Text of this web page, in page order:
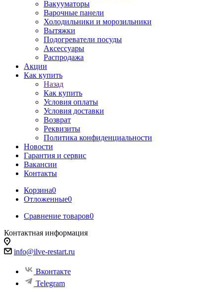
Вакууматоры
Варочные панели
Холодильники и морозильники
Вытяжки
Подогреватели посуды
Аксессуары
Распродажа
Акции
Как купить
Назад
Как купить
Условия оплаты
Условия доставки
Возврат
Реквизиты
Политика конфиденциальности
Новости
Гарантия и сервис
Вакансии
Контакты
Корзина0
Отложенные0
Сравнение товаров0
Контактная информация
info@ilve-restart.ru
Вконтакте
Telegram